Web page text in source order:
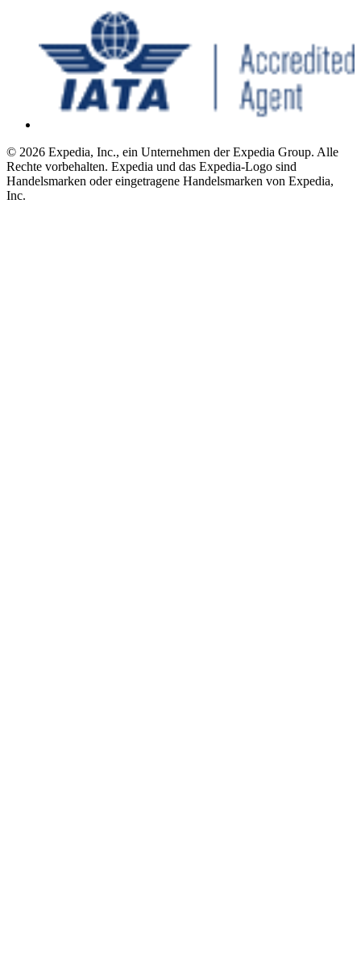
© 2026 Expedia, Inc., ein Unternehmen der Expedia Group. Alle
Rechte vorbehalten. Expedia und das Expedia-Logo sind
Handelsmarken oder eingetragene Handelsmarken von Expedia,
Inc.